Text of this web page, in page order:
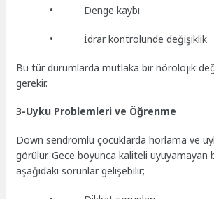
• Denge kaybı
• İdrar kontrolünde değişiklik
Bu tür durumlarda mutlaka bir nörolojik
gerekir.
3-Uyku Problemleri ve Öğrenme
Down sendromlu çocuklarda horlama ve
görülür. Gece boyunca kaliteli uyuyamayan
aşağıdaki sorunlar gelişebilir;